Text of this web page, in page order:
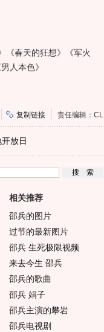
春天的狂想》《军火
人本色》
复制链接 责任编辑：CL
放日
相关推荐
邵兵的图片
过节的最新图片
邵兵 生死极限视频
来去今生 邵兵
邵兵的歌曲
邵兵 娟子
邵兵主演的攀岩
邵兵电视剧